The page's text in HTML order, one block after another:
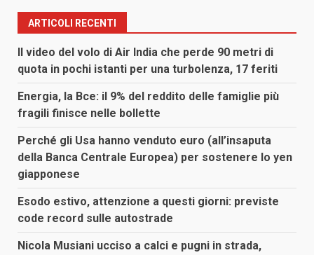
ARTICOLI RECENTI
Il video del volo di Air India che perde 90 metri di
quota in pochi istanti per una turbolenza, 17 feriti
Energia, la Bce: il 9% del reddito delle famiglie più
fragili finisce nelle bollette
Perché gli Usa hanno venduto euro (all’insaputa
della Banca Centrale Europea) per sostenere lo yen
giapponese
Esodo estivo, attenzione a questi giorni: previste
code record sulle autostrade
Nicola Musiani ucciso a calci e pugni in strada,